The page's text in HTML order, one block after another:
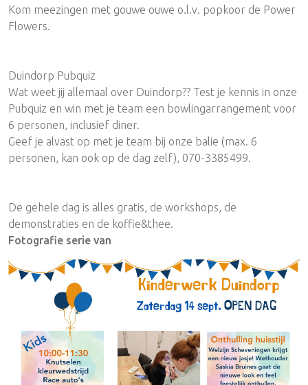
Kom meezingen met gouwe ouwe o.l.v. popkoor de Power
Flowers.
Duindorp Pubquiz
Wat weet jij allemaal over Duindorp?? Test je kennis in onze
Pubquiz en win met je team een bowlingarrangement voor
6 personen, inclusief diner.
Geef je alvast op met je team bij onze balie (max. 6
personen, kan ook op de dag zelf), 070-3385499.
De gehele dag is alles gratis, de workshops, de
demonstraties en de koffie&thee.
Fotografie serie van